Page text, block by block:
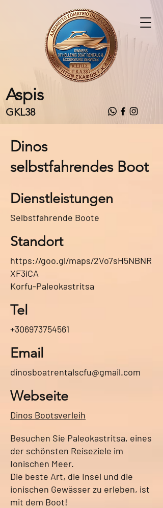
Aspis
GKL38
Dinos
selbstfahrendes Boot
Dienstleistungen
Selbstfahrende Boote
Standort
https://goo.gl/maps/2Vo7sH5NBNR
XF3iCA
Korfu-Paleokastritsa
Tel
+306973754561
Email
dinosboatrentalscfu@gmail.com
Webseite
Dinos Bootsverleih
Besuchen Sie Paleokastritsa, eines
der schönsten Reiseziele im
Ionischen Meer.
Die beste Art, die Insel und die
ionischen Gewässer zu erleben, ist
mit dem Boot!